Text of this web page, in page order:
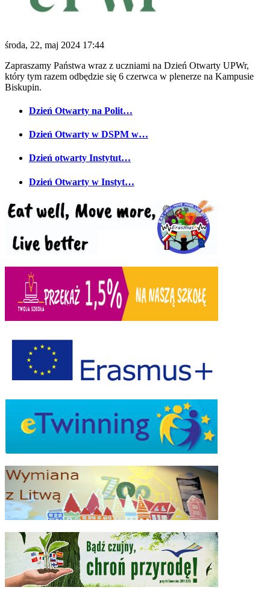
środa, 22, maj 2024 17:44
Zapraszamy Państwa wraz z uczniami na Dzień Otwarty UPWr,
który tym razem odbędzie się 6 czerwca w plenerze na Kampusie
Biskupin.
Dzień Otwarty na Polit…
Dzień Otwarty w DSPM w…
Dzień otwarty Instytut…
Dzień Otwarty w Instyt…